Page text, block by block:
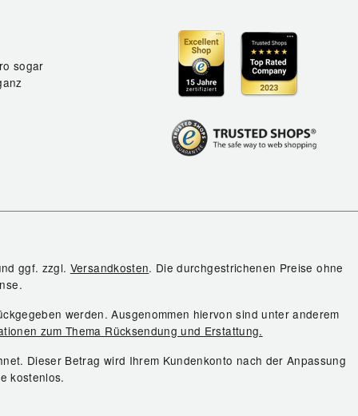
sogar
ggf. zzgl. Versandkosten. Die durchgestrichenen Preise ohne
werden. Ausgenommen hiervon sind unter anderem
zum Thema Rücksendung und Erstattung.
Dieser Betrag wird Ihrem Kundenkonto nach der Anpassung
kostenlos.